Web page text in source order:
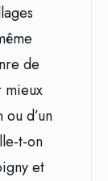
de
mieux
d’un
t-on
et